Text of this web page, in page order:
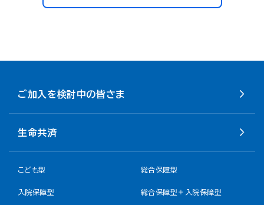
ご加入を検討中の皆さま
生命共済
こども型 総合保障型
入院保障型 総合保障型＋入院保障型